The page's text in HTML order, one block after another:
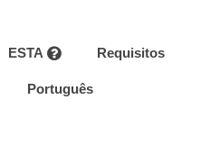
ESTA Requisitos
Português